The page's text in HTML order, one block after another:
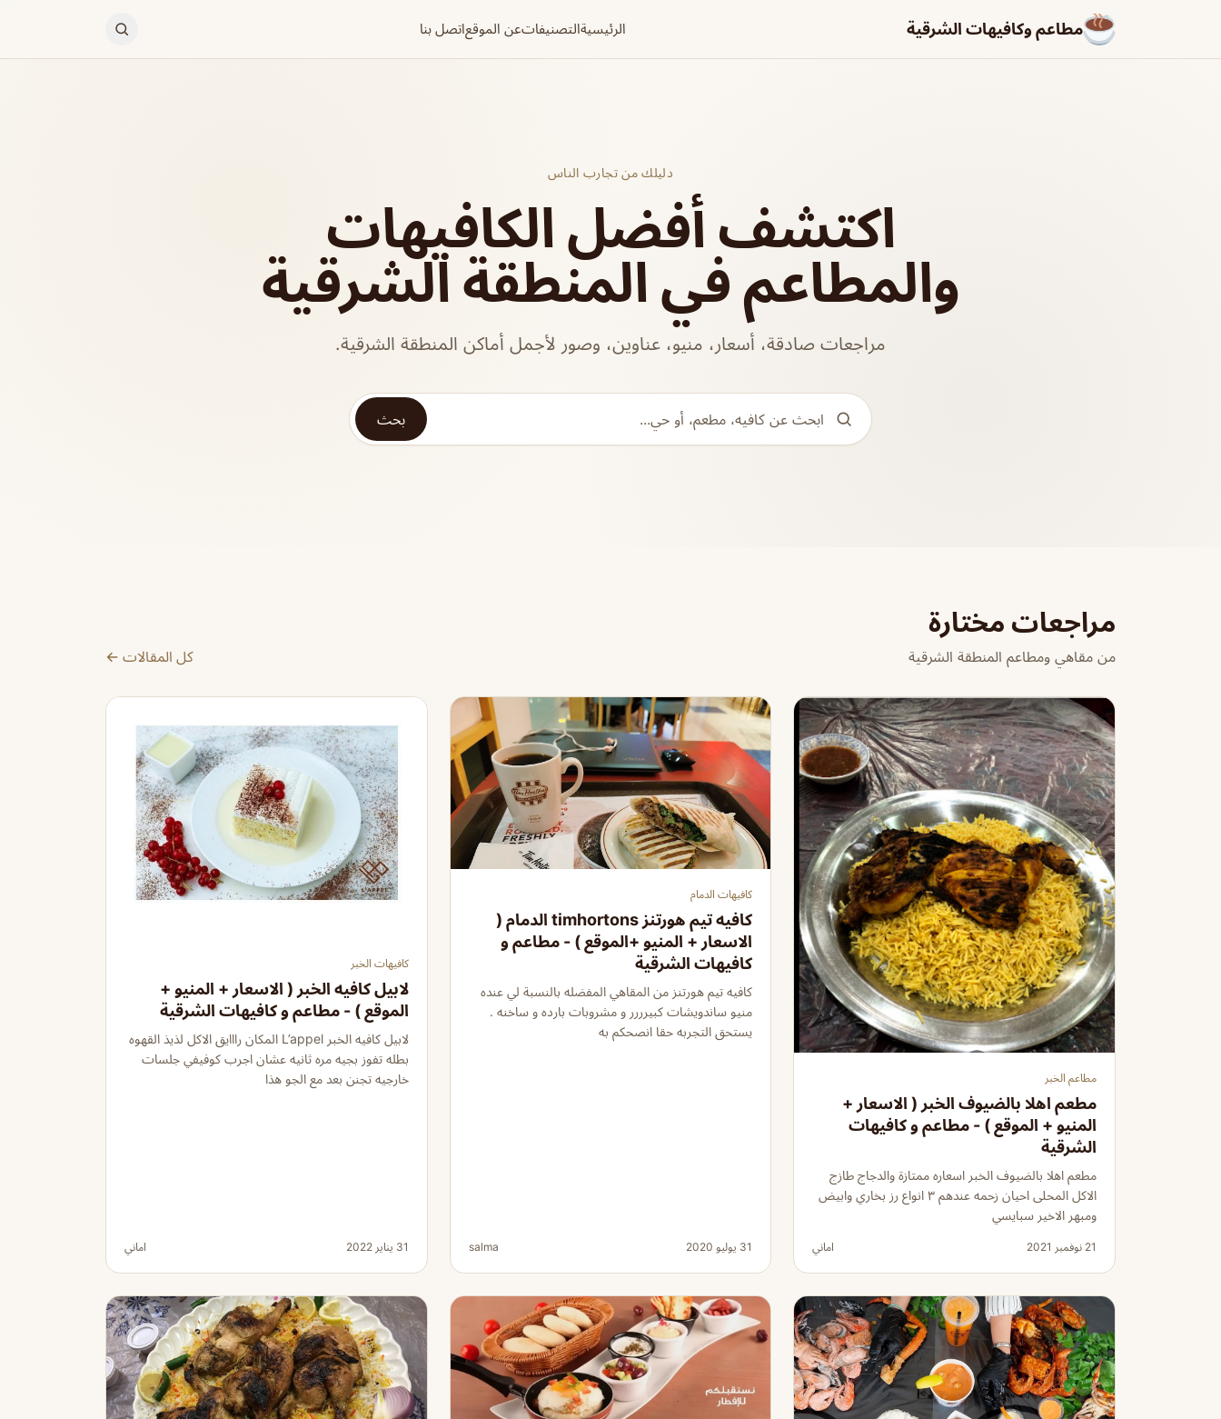
مطاعم وكافيهات الشرقية الرئيسيةالتصنيفاتعن الموقعاتصل بنا
دليلك من تجارب الناس
اكتشف أفضل الكافيهات
والمطاعم في المنطقة الشرقية
مراجعات صادقة، أسعار، منيو، عناوين، وصور لأجمل أماكن المنطقة الشرقية.
بحث
مراجعات مختارة
من مقاهي ومطاعم المنطقة الشرقية كل المقالات ←
مطاعم الخبر
مطعم اهلا بالضيوف الخبر ( الاسعار +
المنيو + الموقع ) - مطاعم و كافيهات
الشرقية
مطعم اهلا بالضيوف الخبر اسعاره ممتازة والدجاج طازج
الاكل المحلى احيان زحمه عندهم ٣ انواع رز بخاري وابيض
ومبهر الاخير سبايسي
21 نوفمبر 2021 اماني
كافيهات الدمام
كافيه تيم هورتنز timhortons الدمام (
الاسعار + المنيو +الموقع ) - مطاعم و
كافيهات الشرقية
كافيه تيم هورتنز من المقاهي المفضله بالنسبة لي عنده
منيو ساندويشات كبيرررر و مشروبات بارده و ساخنه .
يستحق التجربه حقا انصحكم به
31 يوليو 2020 salma
كافيهات الخبر
لابيل كافيه الخبر ( الاسعار + المنيو +
الموقع ) - مطاعم و كافيهات الشرقية
لابيل كافيه الخبر L’appel المكان رااايق الاكل لذيذ القهوه
بطله تفوز بجيه مره ثانيه عشان اجرب كوفيفي جلسات
خارجيه تجنن بعد مع الجو هذا
31 يناير 2022 اماني